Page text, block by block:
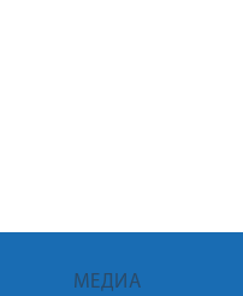
МЕДИА